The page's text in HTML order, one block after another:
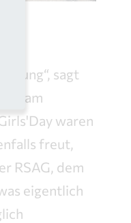
sagt
Team
waren
freut,
RSAG, dem
eigentlich